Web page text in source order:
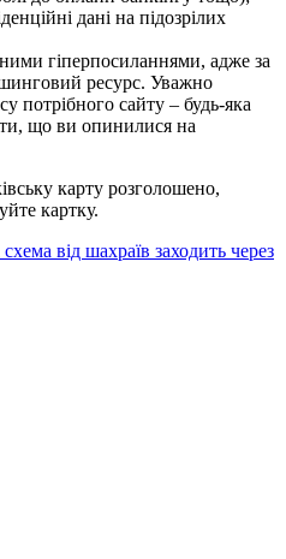
дані на підозрілих
гіперпосиланнями, адже за
ресурс. Уважно
потрібного сайту – будь-яка
що ви опинилися на
карту розголошено,
картку.
від шахраїв заходить через